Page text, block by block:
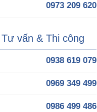
0973 209 620
vấn & Thi công
0938 619 079
0969 349 499
0986 499 486